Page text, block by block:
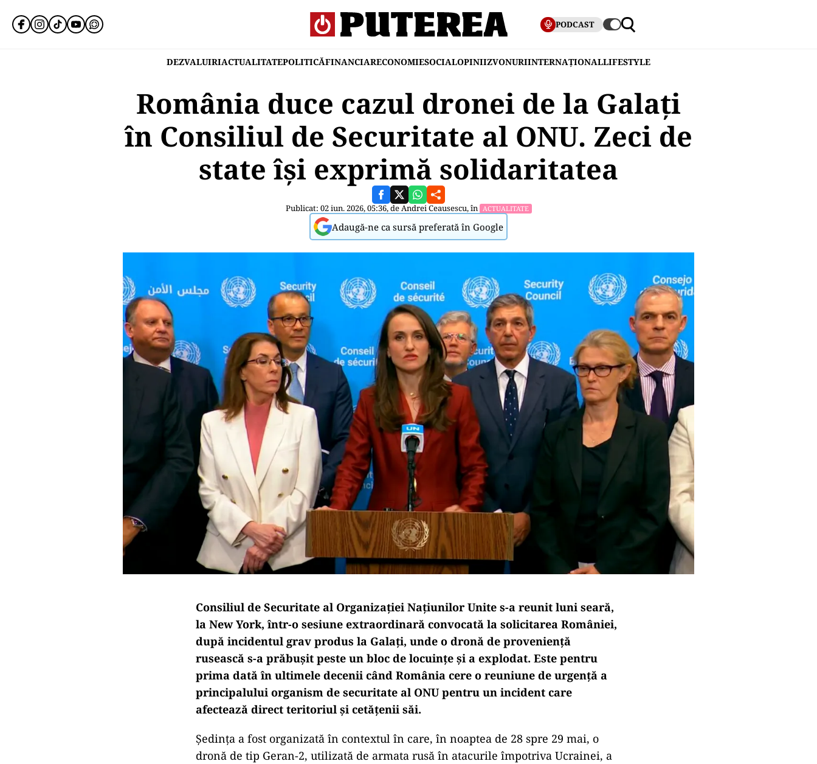
PODCAST
DEZVALUIRIACTUALITATEPOLITICĂFINANCIARECONOMIESOCIALOPINIIZVONURIINTERNAȚIONALLIFESTYLE
România duce cazul dronei de la Galați
în Consiliul de Securitate al ONU. Zeci de
state își exprimă solidaritatea
Publicat: 02 iun. 2026, 05:36, deAndrei Ceausescu, în ACTUALITATE
Adaugă-ne ca sursă preferată în Google
Consiliul de Securitate al Organizației Națiunilor Unite s-a reunit luni seară,
la New York, într-o sesiune extraordinară convocată la solicitarea României,
după incidentul grav produs la Galați, unde o dronă de proveniență
rusească s-a prăbușit peste un bloc de locuințe și a explodat. Este pentru
prima dată în ultimele decenii când România cere o reuniune de urgență a
principalului organism de securitate al ONU pentru un incident care
afectează direct teritoriul și cetățenii săi.
Ședința a fost organizată în contextul în care, în noaptea de 28 spre 29 mai, o
dronă de tip Geran-2, utilizată de armata rusă în atacurile împotriva Ucrainei, a